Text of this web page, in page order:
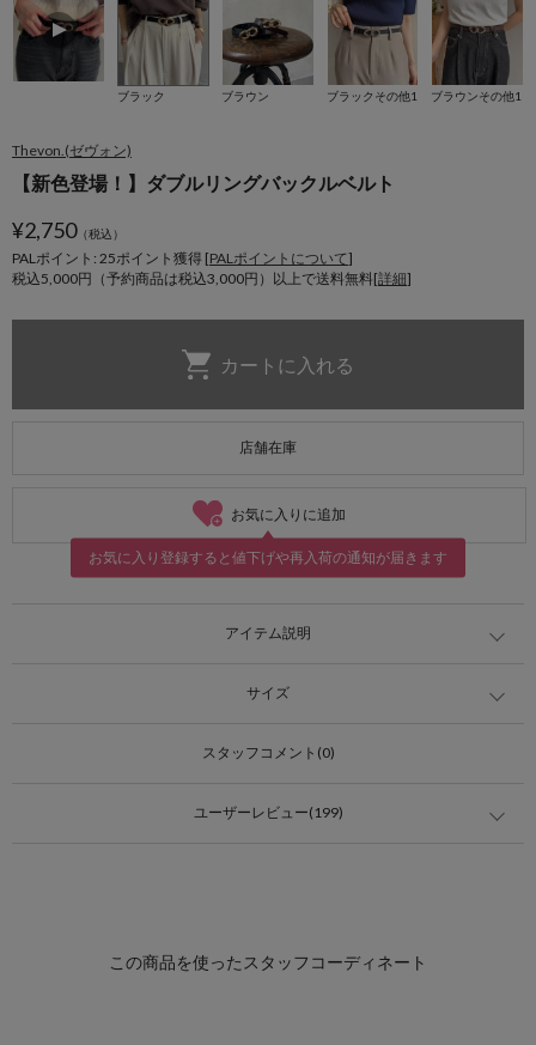
ブラック ブラウン ブラックその他1 ブラウンその他1
Thevon.(ゼヴォン)
【新色登場！】ダブルリングバックルベルト
¥2,750（税込）
PALポイント: 25ポイント獲得 [PALポイントについて]
税込5,000円（予約商品は税込3,000円）以上で送料無料[詳細]
店舗在庫
お気に入りに追加
お気に入り登録すると値下げや再入荷の通知が届きます
アイテム説明
サイズ
スタッフコメント(0)
ユーザーレビュー(199)